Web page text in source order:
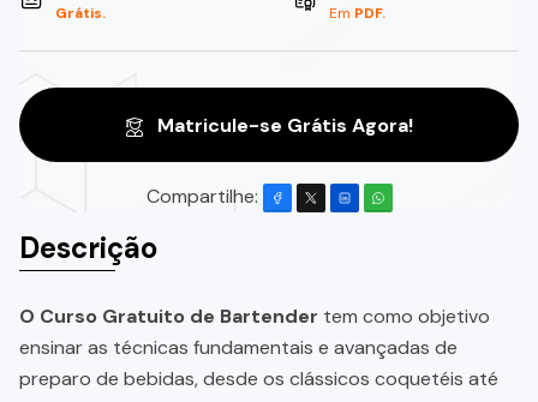
Grátis. Em PDF.
Matricule-se Grátis Agora!
Compartilhe:
Descrição
O Curso Gratuito de Bartender tem como objetivo
ensinar as técnicas fundamentais e avançadas de
preparo de bebidas, desde os clássicos coquetéis até